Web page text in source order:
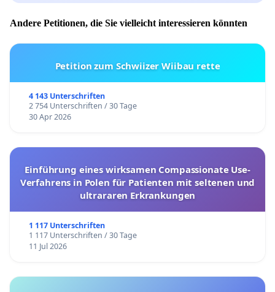
Andere Petitionen, die Sie vielleicht interessieren könnten
Petition zum Schwiizer Wiibau rette
4 143 Unterschriften
2 754 Unterschriften / 30 Tage
30 Apr 2026
Einführung eines wirksamen Compassionate Use-
Verfahrens in Polen für Patienten mit seltenen und
ultrararen Erkrankungen
1 117 Unterschriften
1 117 Unterschriften / 30 Tage
11 Jul 2026